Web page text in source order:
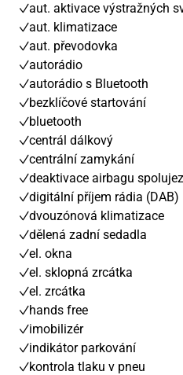
aut. aktivace výstražných
aut. klimatizace
aut. převodovka
autorádio
autorádio s Bluetooth
bezklíčové startování
bluetooth
centrál dálkový
centrální zamykání
deaktivace airbagu
digitální příjem rádia (DAB)
dvouzónová klimatizace
dělená zadní sedadla
el. okna
el. sklopná zrcátka
el. zrcátka
hands free
imobilizér
indikátor parkování
kontrola tlaku v pneu